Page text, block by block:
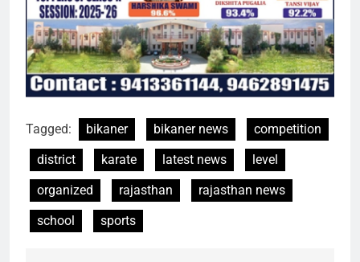
Tagged: bikaner bikaner news
competition
district
karate latest news
level
organized
rajasthan
rajasthan news
school
sports